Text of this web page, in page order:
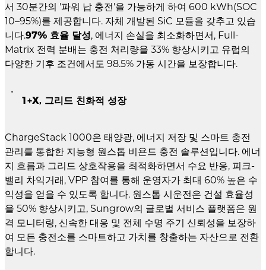
서 30분간의 '파워 납 충전'을 가능하게 하여 600 kWh(SOC
10–95%)를 제공합니다. 자체 개발된 SiC 모듈을 갖추고 있습
니다.97% 효율 달성, 에너지 손실을 최소화하면서, Full-
Matrix 전력 분배는 충전 처리량을 33% 향상시키고 유럽의
다양한 기후 조건에서도 98.5% 가동 시간을 보장합니다.
1+X, 그리드 친화적 성장
ChargeStack 1000은 태양광, 에너지 저장 및 스마트 충전
관리를 통합한 지능형 원스톱 비욘드 충전 솔루션입니다. 에너
지 흐름과 그리드 상호작용을 최적화하면서 수요 반응, 피크-
밸리 차익거래, VPP 참여를 통해 운영자가 최대 60% 높은 수
익성을 얻을 수 있도록 합니다. 원스톱 시운전은 건설 효율성
을 50% 향상시키고, Sungrow의 글로벌 서비스 플랫폼은 원
격 모니터링, 신속한 대응 및 전체 수명 주기 신뢰성을 보장하
여 모든 충전소를 스마트하고 가치를 창출하는 자산으로 전환
합니다.